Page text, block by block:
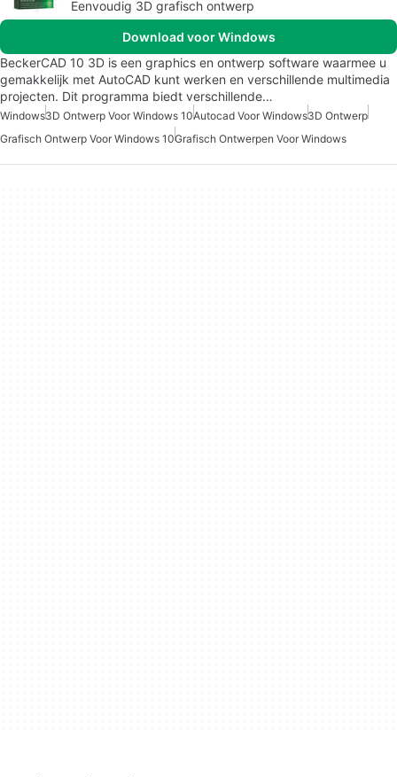
Eenvoudig 3D grafisch ontwerp
Download voor Windows
BeckerCAD 10 3D is een graphics en ontwerp software waarmee u
gemakkelijk met AutoCAD kunt werken en verschillende multimedia
projecten. Dit programma biedt verschillende…
Windows3D Ontwerp Voor Windows 10Autocad Voor Windows3D Ontwerp
Grafisch Ontwerp Voor Windows 10Grafisch Ontwerpen Voor Windows